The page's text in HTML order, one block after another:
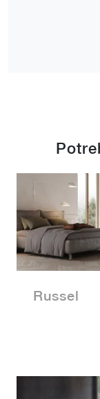
Russel